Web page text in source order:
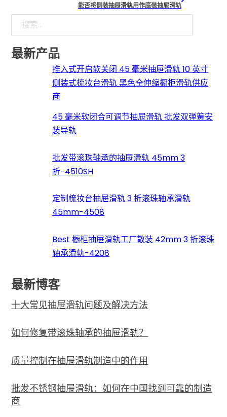
能否将侧装抽屉滑轨用作底装抽屉滑轨
搜索
最新产品
推入式开启软关闭 45 毫米抽屉滑轨 10 英寸
侧装式梳妆台滑轨 黑色全伸缩橱柜滑轨供应
商
45 毫米软闭合可调节抽屉滑轨 批发双弹簧安
装导轨
批发带滚珠轴承的抽屉滑轨 45mm 3
折-4510SH
定制梳妆台抽屉滑轨 3 折滚珠轴承滑轨
45mm-4508
Best 橱柜抽屉滑轨工厂散装 42mm 3 折滚珠
轴承滑轨-4208
最新博客
十大常见抽屉滑轨问题及解决方法
如何修复带滚珠轴承的抽屉滑轨？
质量控制在抽屉滑轨制造中的作用
批发不锈钢抽屉滑轨：如何在中国找到可靠的制造
商